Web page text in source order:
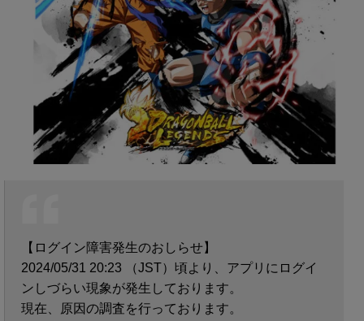
【ログイン障害発生のおしらせ】
2024/05/31 20:23 （JST）頃より、アプリにログイ
ンしづらい現象が発生しております。
現在、原因の調査を行っております。